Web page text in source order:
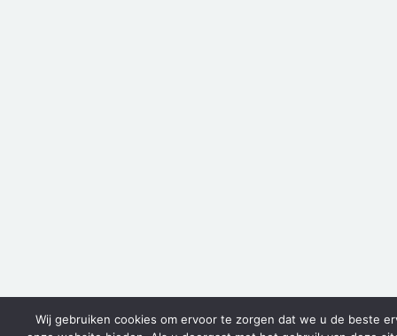
Wij gebruiken cookies om ervoor te zorgen dat we u de beste